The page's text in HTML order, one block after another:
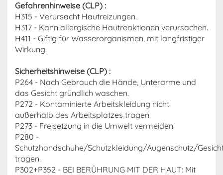
Gefahrenhinweise (CLP) :
H315 - Verursacht Hautreizungen.
H317 - Kann allergische Hautreaktionen verursachen.
H411 - Giftig für Wasserorganismen, mit langfristiger
Wirkung.
Sicherheitshinweise (CLP) :
P264 - Nach Gebrauch die Hände, Unterarme und
das Gesicht gründlich waschen.
P272 - Kontaminierte Arbeitskleidung nicht
außerhalb des Arbeitsplatzes tragen.
P273 - Freisetzung in die Umwelt vermeiden.
P280 -
Schutzhandschuhe/Schutzkleidung/Augenschutz/
tragen.
P302+P352 - BEI BERÜHRUNG MIT DER HAUT: Mit